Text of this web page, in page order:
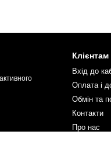
Клієнтам
Вхід до
Оплата і
Обмін та
Контакти
Про нас